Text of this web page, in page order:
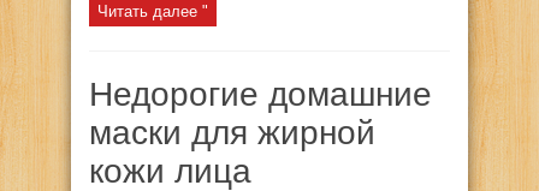
Читать далее "
Недорогие домашние
маски для жирной
кожи лица